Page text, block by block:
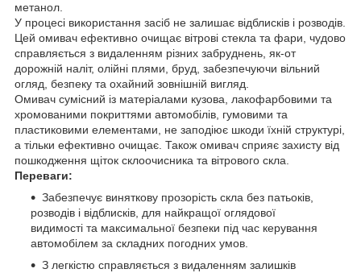
метанол.
У процесі використання засіб не залишає відблисків і розводів.
Цей омивач ефективно очищає вітрові стекла та фари, чудово
справляється з видаленням різних забруднень, як-от
дорожній наліт, олійні плями, бруд, забезпечуючи вільний
огляд, безпеку та охайний зовнішній вигляд.
Омивач сумісний із матеріалами кузова, лакофарбовими та
хромованими покриттями автомобілів, гумовими та
пластиковими елементами, не заподіює шкоди їхній структурі,
а тільки ефективно очищає. Також омивач сприяє захисту від
пошкодження щіток склоочисника та вітрового скла.
Переваги:
Забезпечує виняткову прозорість скла без патьоків,
розводів і відблисків, для найкращої оглядової
видимості та максимальної безпеки під час керування
автомобілем за складних погодних умов.
З легкістю справляється з видаленням залишків